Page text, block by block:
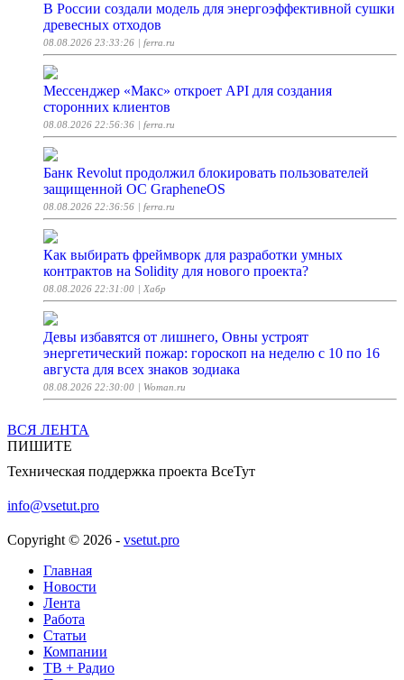
В России создали модель для энергоэффективной сушки
древесных отходов
08.08.2026 23:33:26 | ferra.ru
Мессенджер «Макс» откроет API для создания
сторонних клиентов
08.08.2026 22:56:36 | ferra.ru
Банк Revolut продолжил блокировать пользователей
защищенной ОС GrapheneOS
08.08.2026 22:36:56 | ferra.ru
Как выбирать фреймворк для разработки умных
контрактов на Solidity для нового проекта?
08.08.2026 22:31:00 | Хабр
Девы избавятся от лишнего, Овны устроят
энергетический пожар: гороскоп на неделю с 10 по 16
августа для всех знаков зодиака
08.08.2026 22:30:00 | Woman.ru
В России для межпланетных полётов создадут систему
утилизации отходов
08.08.2026 22:25:00 | ferra.ru
Юрист-марионетка или юрист-бренд: пять развилок на
пути к репутации. Короткий курс для PR-специалиста
образца 2026 года
08.08.2026 22:14:14
Nvidia вложит до $3 млрд в разработчика дата-центров
Lancium
08.08.2026 22:13:15
ВСЯ ЛЕНТА
ПИШИТЕ
Техническая поддержка проекта ВсеТут
info@vsetut.pro
Copyright © 2026 - vsetut.pro
Главная
Новости
Лента
Работа
Статьи
Компании
ТВ + Радио